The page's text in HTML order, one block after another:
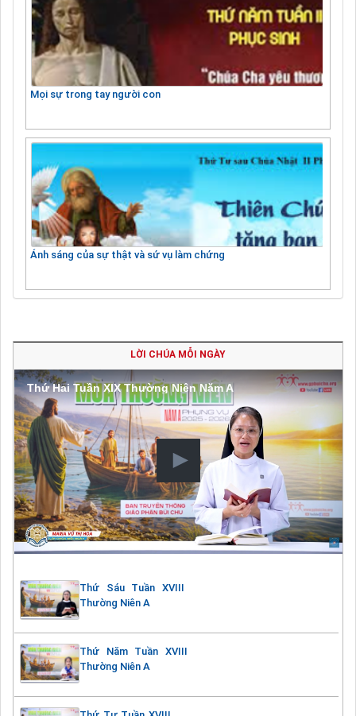
Mọi sự trong tay người con
Ánh sáng của sự thật và sứ vụ làm chứng
LỜI CHÚA MỖI NGÀY
Thứ Hai Tuần XIX Thường Niên Năm A
Thứ Sáu Tuần XVIII
Thường Niên A
Thứ Năm Tuần XVIII
Thường Niên A